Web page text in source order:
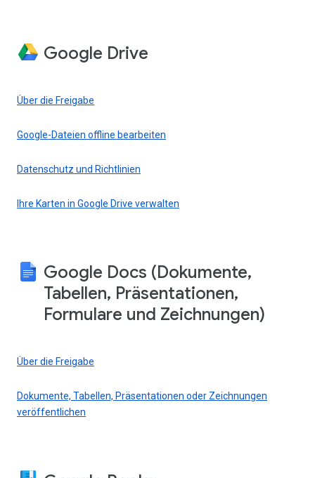
Google Drive
Über die Freigabe
Google-Dateien offline bearbeiten
Datenschutz und Richtlinien
Ihre Karten in Google Drive verwalten
Google Docs (Dokumente,
Tabellen, Präsentationen,
Formulare und Zeichnungen)
Über die Freigabe
Dokumente, Tabellen, Präsentationen oder Zeichnungen
veröffentlichen